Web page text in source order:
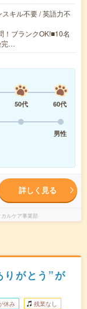
キル不要 / 英語力不
！ブランクOK!■10名
完…
50代
60代
男性
詳しく見る
ルケア事業部
りがとう”が
休み 残業なし